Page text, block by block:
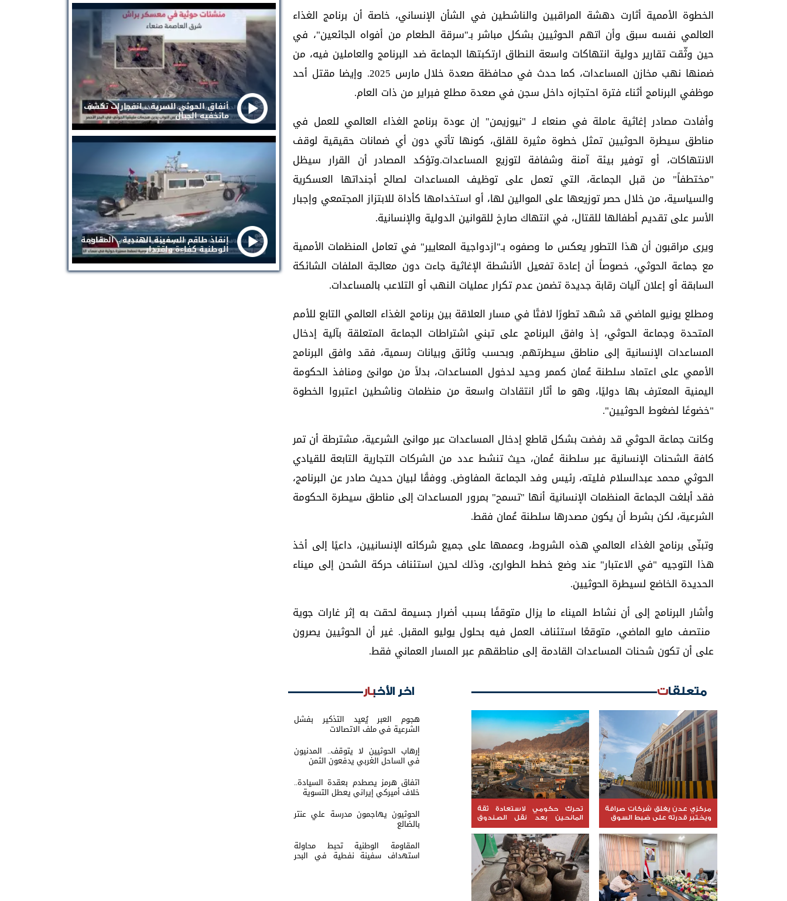
الخطوة الأممية أثارت دهشة المراقبين والناشطين في الشأن الإنساني، خاصة أن برنامج الغذاء
العالمي نفسه سبق وأن اتهم الحوثيين بشكل مباشر بـ"سرقة الطعام من أفواه الجائعين"، في
حين وثّقت تقارير دولية انتهاكات واسعة النطاق ارتكبتها الجماعة ضد البرنامج والعاملين فيه، من
ضمنها نهب مخازن المساعدات، كما حدث في محافظة صعدة خلال مارس 2025. وإيضا مقتل أحد
موظفي البرنامج أثناء فترة احتجازه داخل سجن في صعدة مطلع فبراير من ذات العام.
وأفادت مصادر إغاثية عاملة في صنعاء لـ "نيوزيمن" إن عودة برنامج الغذاء العالمي للعمل في
مناطق سيطرة الحوثيين تمثل خطوة مثيرة للقلق، كونها تأتي دون أي ضمانات حقيقية لوقف
الانتهاكات، أو توفير بيئة آمنة وشفافة لتوزيع المساعدات.وتؤكد المصادر أن القرار سيظل
"مختطفاً" من قبل الجماعة، التي تعمل على توظيف المساعدات لصالح أجنداتها العسكرية
والسياسية، من خلال حصر توزيعها على الموالين لها، أو استخدامها كأداة للابتزاز المجتمعي وإجبار
الأسر على تقديم أطفالها للقتال، في انتهاك صارخ للقوانين الدولية والإنسانية.
ويرى مراقبون أن هذا التطور يعكس ما وصفوه بـ"ازدواجية المعايير" في تعامل المنظمات الأممية
مع جماعة الحوثي، خصوصاً أن إعادة تفعيل الأنشطة الإغاثية جاءت دون معالجة الملفات الشائكة
السابقة أو إعلان آليات رقابة جديدة تضمن عدم تكرار عمليات النهب أو التلاعب بالمساعدات.
ومطلع يونيو الماضي قد شهد تطورًا لافتًا في مسار العلاقة بين برنامج الغذاء العالمي التابع للأمم
المتحدة وجماعة الحوثي، إذ وافق البرنامج على تبني اشتراطات الجماعة المتعلقة بآلية إدخال
المساعدات الإنسانية إلى مناطق سيطرتهم. وبحسب وثائق وبيانات رسمية، فقد وافق البرنامج
الأممي على اعتماد سلطنة عُمان كممر وحيد لدخول المساعدات، بدلاً من موانئ ومنافذ الحكومة
اليمنية المعترف بها دوليًا، وهو ما أثار انتقادات واسعة من منظمات وناشطين اعتبروا الخطوة
"خضوعًا لضغوط الحوثيين".
وكانت جماعة الحوثي قد رفضت بشكل قاطع إدخال المساعدات عبر موانئ الشرعية، مشترطة أن تمر
كافة الشحنات الإنسانية عبر سلطنة عُمان، حيث تنشط عدد من الشركات التجارية التابعة للقيادي
الحوثي محمد عبدالسلام فليته، رئيس وفد الجماعة المفاوض. ووفقًا لبيان حديث صادر عن البرنامج،
فقد أبلغت الجماعة المنظمات الإنسانية أنها "تسمح" بمرور المساعدات إلى مناطق سيطرة الحكومة
الشرعية، لكن بشرط أن يكون مصدرها سلطنة عُمان فقط.
وتبنّى برنامج الغذاء العالمي هذه الشروط، وعممها على جميع شركائه الإنسانيين، داعيًا إلى أخذ
هذا التوجيه "في الاعتبار" عند وضع خطط الطوارئ، وذلك لحين استئناف حركة الشحن إلى ميناء
الحديدة الخاضع لسيطرة الحوثيين.
وأشار البرنامج إلى أن نشاط الميناء ما يزال متوقفًا بسبب أضرار جسيمة لحقت به إثر غارات جوية
منتصف مايو الماضي، متوقعًا استئناف العمل فيه بحلول يوليو المقبل. غير أن الحوثيين يصرون
على أن تكون شحنات المساعدات القادمة إلى مناطقهم عبر المسار العماني فقط.
متعلقات
مركزي عدن يغلق شركات صرافة
ويختبر قدرته على ضبط السوق
تحرك حكومي لاستعادة ثقة
المانحين بعد نقل الصندوق
الاجتماعي إلى عدن
اخر الأخبار
هجوم العبر يُعيد التذكير بفشل
الشرعية في ملف الاتصالات
إرهاب الحوثيين لا يتوقف.. المدنيون
في الساحل الغربي يدفعون الثمن
اتفاق هرمز يصطدم بعقدة السيادة..
خلاف أميركي إيراني يعطل التسوية
الحوثيون يهاجمون مدرسة علي عنتر
بالضالع
المقاومة الوطنية تحبط محاولة
استهداف سفينة نفطية في البحر
أنفاق الحوثي السرية .. انفجارات تكشف
ماتخفيه الجبال
إنقاذ طاقم السفينة الهندية .. المقاومة
الوطنية كفاءة واقتدار